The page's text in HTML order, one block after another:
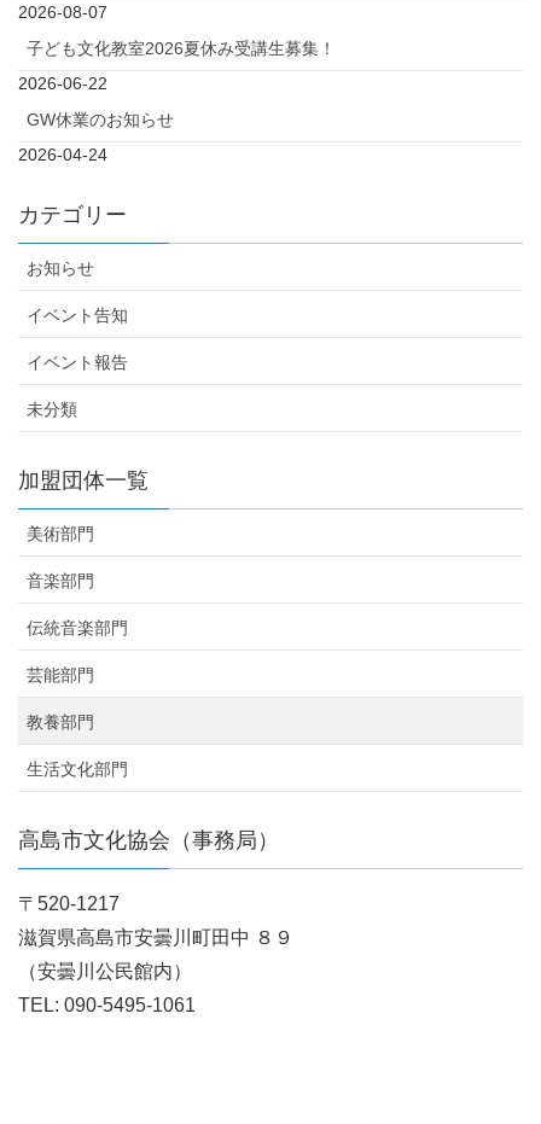
2026-08-07
子ども文化教室2026夏休み受講生募集！
2026-06-22
GW休業のお知らせ
2026-04-24
カテゴリー
お知らせ
イベント告知
イベント報告
未分類
加盟団体一覧
美術部門
音楽部門
伝統音楽部門
芸能部門
教養部門
生活文化部門
高島市文化協会（事務局）
〒520-1217
滋賀県高島市安曇川町田中 ８９
（安曇川公民館内）
TEL: 090-5495-1061